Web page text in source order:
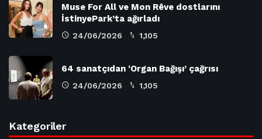
Muse For All ve Mon Rêve dostlarını
İstinyePark’ta ağırladı
24/06/2026 1,105
64 sanatçıdan ‘Organ Bağışı’ çağrısı
24/06/2026 1,105
Kategoriler